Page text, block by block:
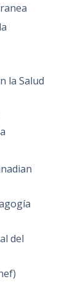
la Salud
del